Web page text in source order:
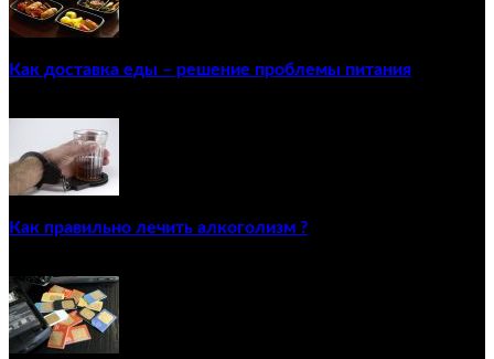
Как доставка еды – решение проблемы питания
Как правильно лечить алкоголизм ?